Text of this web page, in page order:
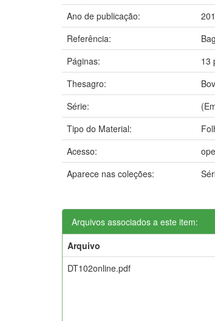
Ano de publicação:
Referência:
Páginas:
13
Thesagro:
Série:
Tipo do Material:
Acesso:
Aparece nas coleções:
Arquivos associados a este item:
Arquivo
DT102online.pdf